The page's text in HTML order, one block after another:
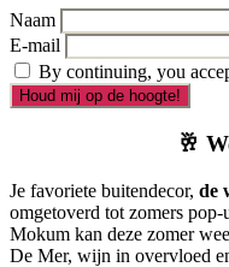
Naam
E-mail
By continuing, you
🥂
Je favoriete buitendecor, de
omgetoverd tot zomers
Mokum kan deze zomer
De Mer, wijn in overvloed